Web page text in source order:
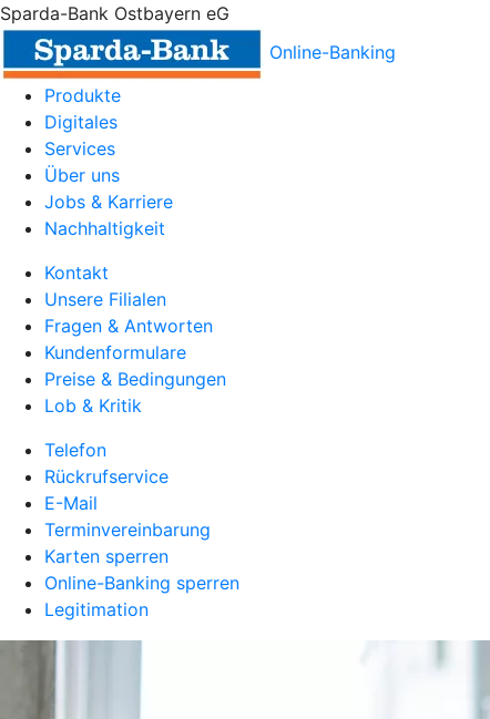
Sparda-Bank Ostbayern eG
Online-Banking
Produkte
Digitales
Services
Über uns
Jobs & Karriere
Nachhaltigkeit
Kontakt
Unsere Filialen
Fragen & Antworten
Kundenformulare
Preise & Bedingungen
Lob & Kritik
Telefon
Rückrufservice
E-Mail
Terminvereinbarung
Karten sperren
Online-Banking sperren
Legitimation